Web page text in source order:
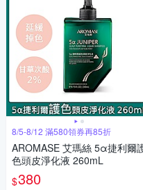
8/5-8/12 滿580領券再85折
AROMASE 艾瑪絲 5α捷利爾
色頭皮淨化液 260mL
$380